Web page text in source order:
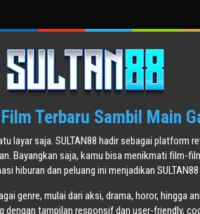
Terbaru Sambil Main
layar saja. SULTAN88 hadir sebagai platform
Bayangkan saja, kamu bisa menikmati film-
hiburan dan peluang ini menjadikan
genre, mulai dari aksi, drama, horor, hingga
tampilan responsif dan user-friendly,